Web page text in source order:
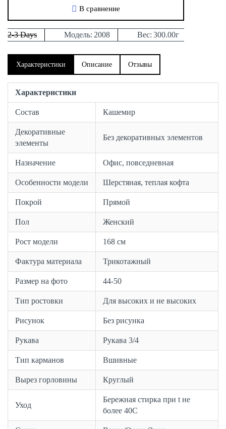
2-3 Days Модель: 2008 Вес: 300.00г
В сравнение
Характеристики Описание Отзывы
Характеристики
Состав Кашемир
Декоративные
элементы
Без декоративных элементов
Назначение Офис, повседневная
Особенности модели Шерстяная, теплая кофта
Покрой Прямой
Пол Женский
Рост модели 168 см
Фактура материала Трикотажный
Размер на фото 44-50
Тип ростовки Для высоких и не высоких
Рисунок Без рисунка
Рукава Рукава 3/4
Тип карманов Вшивные
Вырез горловины Круглый
Уход
Бережная стирка при t не
более 40С